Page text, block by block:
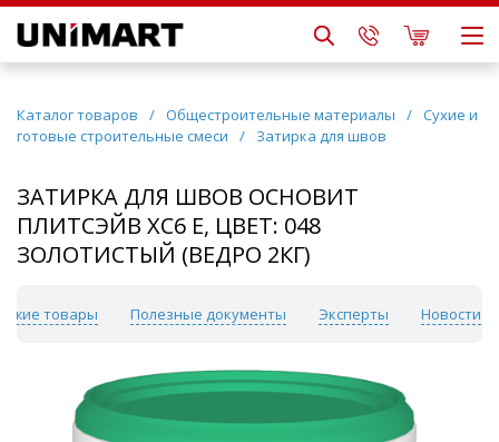
Каталог товаров / Общестроительные материалы / Сухие и
готовые строительные смеси
/ Затирка для швов
ЗАТИРКА ДЛЯ ШВОВ ОСНОВИТ
ПЛИТСЭЙВ XC6 E, ЦВЕТ: 048
ЗОЛОТИСТЫЙ (ВЕДРО 2КГ)
товары Полезные документы Эксперты Новости